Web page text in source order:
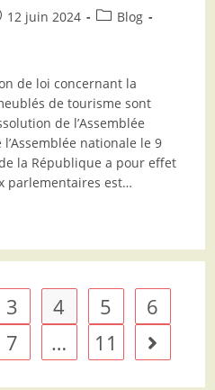
12 juin 2024
Blog
de loi concernant la
de tourisme sont
de l’Assemblée
nationale le 9
la République a pour effet
parlementaires est…
3 4 5
6
7
… 11